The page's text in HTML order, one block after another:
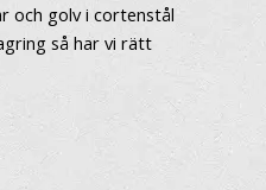
och golv i cortenstål
så har vi rätt